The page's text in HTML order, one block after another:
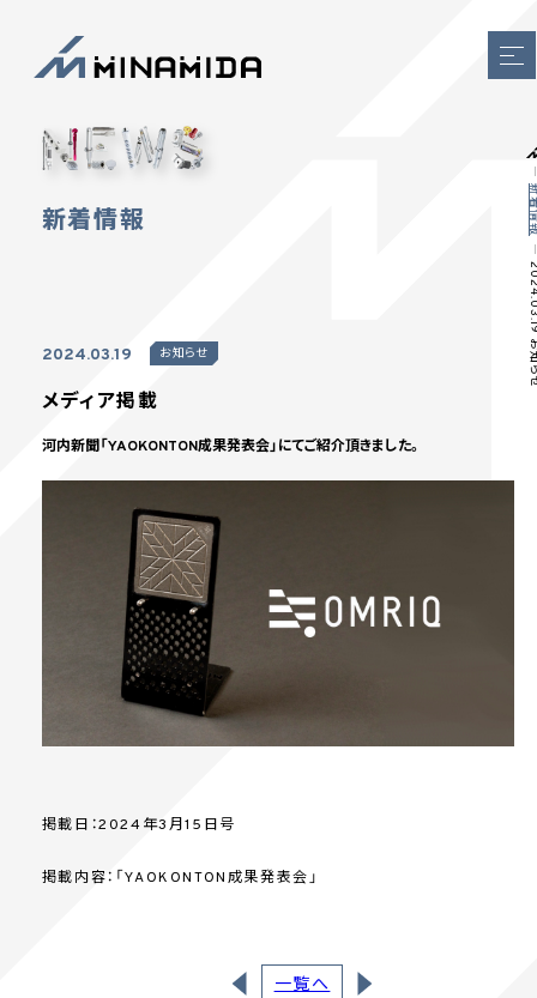
新着情報 新
2024.03.19 お知らせ
メディア掲載
河内新聞「YAOKONTON成果発表会」にてご紹介頂きました。
掲載日：2024年3月15日号
掲載内容：「YAOKONTON成果発表会」
一覧へ